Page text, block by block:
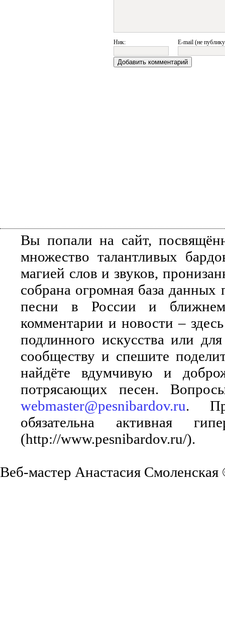
Ник: E-mail (не
Вы попали на сайт,
множество талантливых
магией слов и звуков,
собрана огромная база
песни в России и ближнем
комментарии и новости –
подлинного искусства или
сообществу и спешите
найдёте вдумчивую и
потрясающих песен.
webmaster@pesnibardov.ru.
обязательна активная
(http://www.pesnibardov.ru/).
Веб-мастер Анастасия